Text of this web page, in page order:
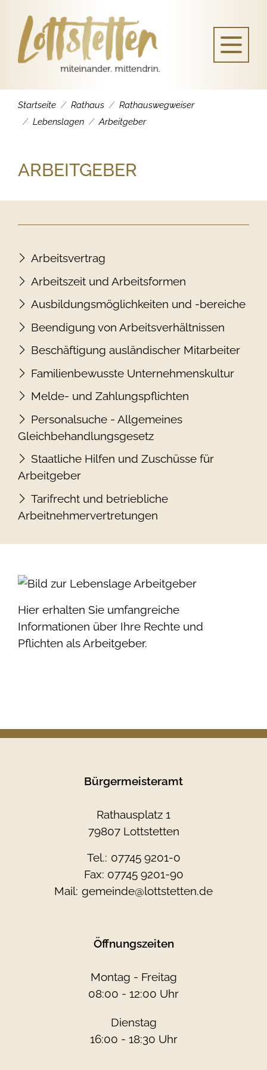
Startseite Rathaus
Rathauswegweiser
Lebenslagen
Arbeitgeber
ARBEITGEBER
Arbeitsvertrag
Arbeitszeit und Arbeitsformen
Ausbildungsmöglichkeiten und -bereiche
Beendigung von Arbeitsverhältnissen
Beschäftigung ausländischer Mitarbeiter
Familienbewusste Unternehmenskultur
Melde- und Zahlungspflichten
Personalsuche - Allgemeines
Gleichbehandlungsgesetz
Staatliche Hilfen und Zuschüsse für
Arbeitgeber
Tarifrecht und betriebliche
Arbeitnehmervertretungen
Hier erhalten Sie umfangreiche
Informationen über Ihre Rechte und
Pflichten als Arbeitgeber.
Bürgermeisteramt
Rathausplatz 1
79807 Lottstetten
Tel.: 07745 9201-0
Fax: 07745 9201-90
Mail: gemeinde@lottstetten.de
Öffnungszeiten
Montag - Freitag
08:00 - 12:00 Uhr
Dienstag
16:00 - 18:30 Uhr